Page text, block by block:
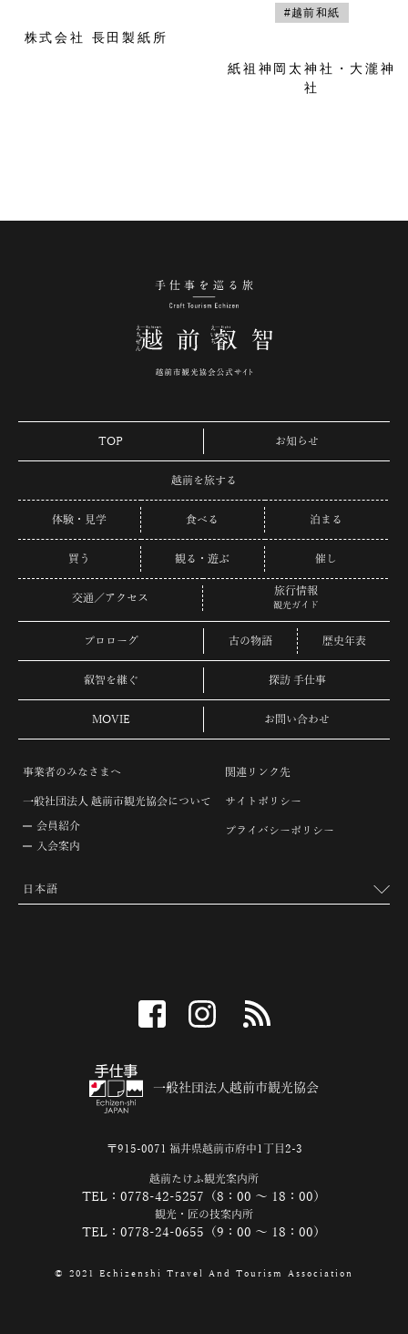
株式会社 長田製紙所
#越前和紙
紙祖神岡太神社・大瀧神
社
TOP お知らせ
越前を旅する
体験・見学 食べる 泊まる
買う 観る・遊ぶ 催し
交通／アクセス
旅行情報
観光ガイド
プロローグ 古の物語 歴史年表
叡智を継ぐ 探訪 手仕事
MOVIE お問い合わせ
事業者のみなさまへ
一般社団法人 越前市観光協会について
会員紹介
入会案内
関連リンク先
サイトポリシー
プライバシーポリシー
facebook instagram
一般社団法人越前市観光協会
〒915-0071 福井県越前市府中1丁目2-3
越前たけふ観光案内所
TEL：0778-42-5257（8：00 ～ 18：00）
観光・匠の技案内所
TEL：0778-24-0655（9：00 ～ 18：00）
© 2021 Echizenshi Travel And Tourism Association